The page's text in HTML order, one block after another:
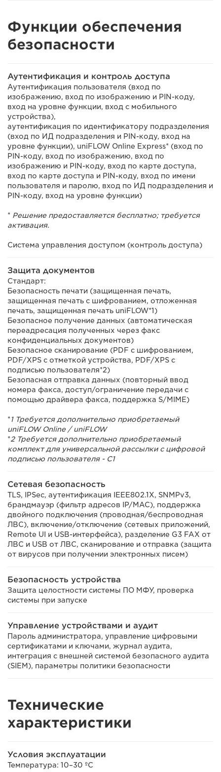
Функции обеспечения
безопасности
Аутентификация и контроль доступа
Аутентификация пользователя (вход по
изображению, вход по изображению и PIN-коду,
вход на уровне функции, вход с мобильного
устройства),
аутентификация по идентификатору подразделения
(вход по ИД подразделения и PIN-коду, вход на
уровне функции), uniFLOW Online Express* (вход по
PIN-коду, вход по изображению, вход по
изображению и PIN-коду, вход по карте доступа,
вход по карте доступа и PIN-коду, вход по имени
пользователя и паролю, вход по ИД подразделения и
PIN-коду, вход на уровне функции)
* Решение предоставляется бесплатно; требуется
активация.
Система управления доступом (контроль доступа)
Защита документов
Стандарт:
Безопасность печати (защищенная печать,
защищенная печать с шифрованием, отложенная
печать, защищенная печать uniFLOW*1)
Безопасное получение данных (автоматическая
переадресация полученных через факс
конфиденциальных документов)
Безопасное сканирование (PDF с шифрованием,
PDF/XPS с отметкой устройства, PDF/XPS с
подписью пользователя*2)
Безопасная отправка данных (повторный ввод
номера факса, доступ/ограничение передачи с
помощью драйвера факса, поддержка S/MIME)
*1 Требуется дополнительно приобретаемый
uniFLOW Online / uniFLOW
*2 Требуется дополнительно приобретаемый
комплект для универсальной рассылки с цифровой
подписью пользователя - C1
Сетевая безопасность
TLS, IPSec, аутентификация IEEE802.1X, SNMPv3,
брандмауэр (фильтр адресов IP/MAC), поддержка
двойного подключения (проводная/беспроводная
ЛВС), включение/отключение (сетевых приложений,
Remote UI и USB-интерфейса), разделение G3 FAX от
ЛВС и USB от ЛВС, сканирование и отправка (защита
от вирусов при получении электронных писем)
Безопасность устройства
Защита целостности системы ПО МФУ, проверка
системы при запуске
Управление устройствами и аудит
Пароль администратора, управление цифровыми
сертификатами и ключами, журнал аудита,
интеграция с внешней системой безопасного аудита
(SIEM), параметры политики безопасности
Технические
характеристики
Условия эксплуатации
Температура: 10–30 ºC